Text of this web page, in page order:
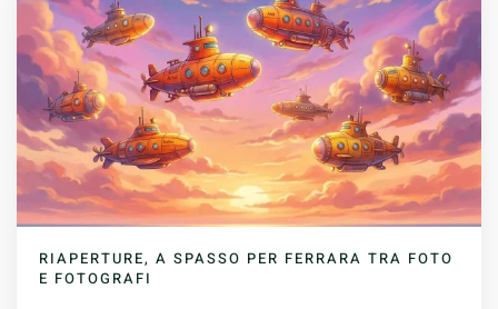
RIAPERTURE, A SPASSO PER FERRARA TRA FOTO
E FOTOGRAFI